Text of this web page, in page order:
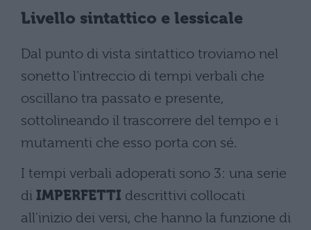
Livello sintattico e lessicale
Dal punto di vista sintattico troviamo nel
sonetto l'intreccio di tempi verbali che
oscillano tra passato e presente,
sottolineando il trascorrere del tempo e i
mutamenti che esso porta con sé.
I tempi verbali adoperati sono 3: una serie
di IMPERFETTI descrittivi collocati
all'inizio dei versi, che hanno la funzione di